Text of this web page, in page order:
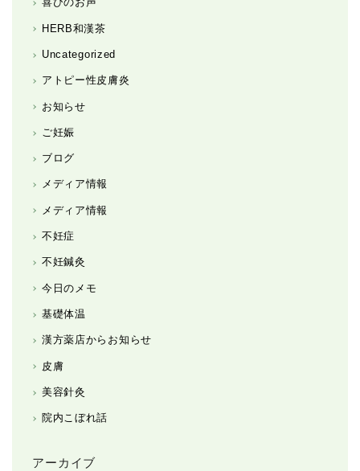
HERB和漢茶
Uncategorized
アトピー性皮膚炎
お知らせ
ご妊娠
ブログ
メディア情報
メディア情報
不妊症
不妊鍼灸
今日のメモ
基礎体温
漢方薬店からお知らせ
皮膚
美容針灸
院内こぼれ話
アーカイブ